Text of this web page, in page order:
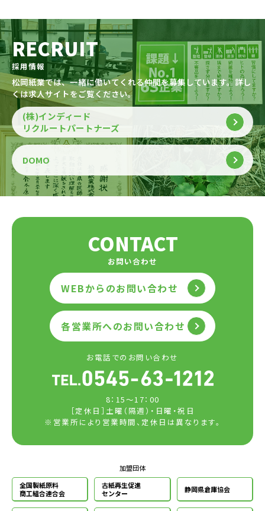
RECRUIT
採用情報
松岡紙業では、一緒に働いてくれる仲間を募集しています。詳し
くは求人サイトをご覧ください。
(株)インディード
リクルートパートナーズ
DOMO
CONTACT
お問い合わせ
WEBからのお問い合わせ
各営業所へのお問い合わせ
お電話でのお問い合わせ
8：15～17：00
［定休日］土曜（隔週）・日曜・祝日
※営業所により営業時間、定休日は異なります。
加盟団体
全国製紙原料
商工組合連合会
古紙再生促進
センター
静岡県倉庫協会